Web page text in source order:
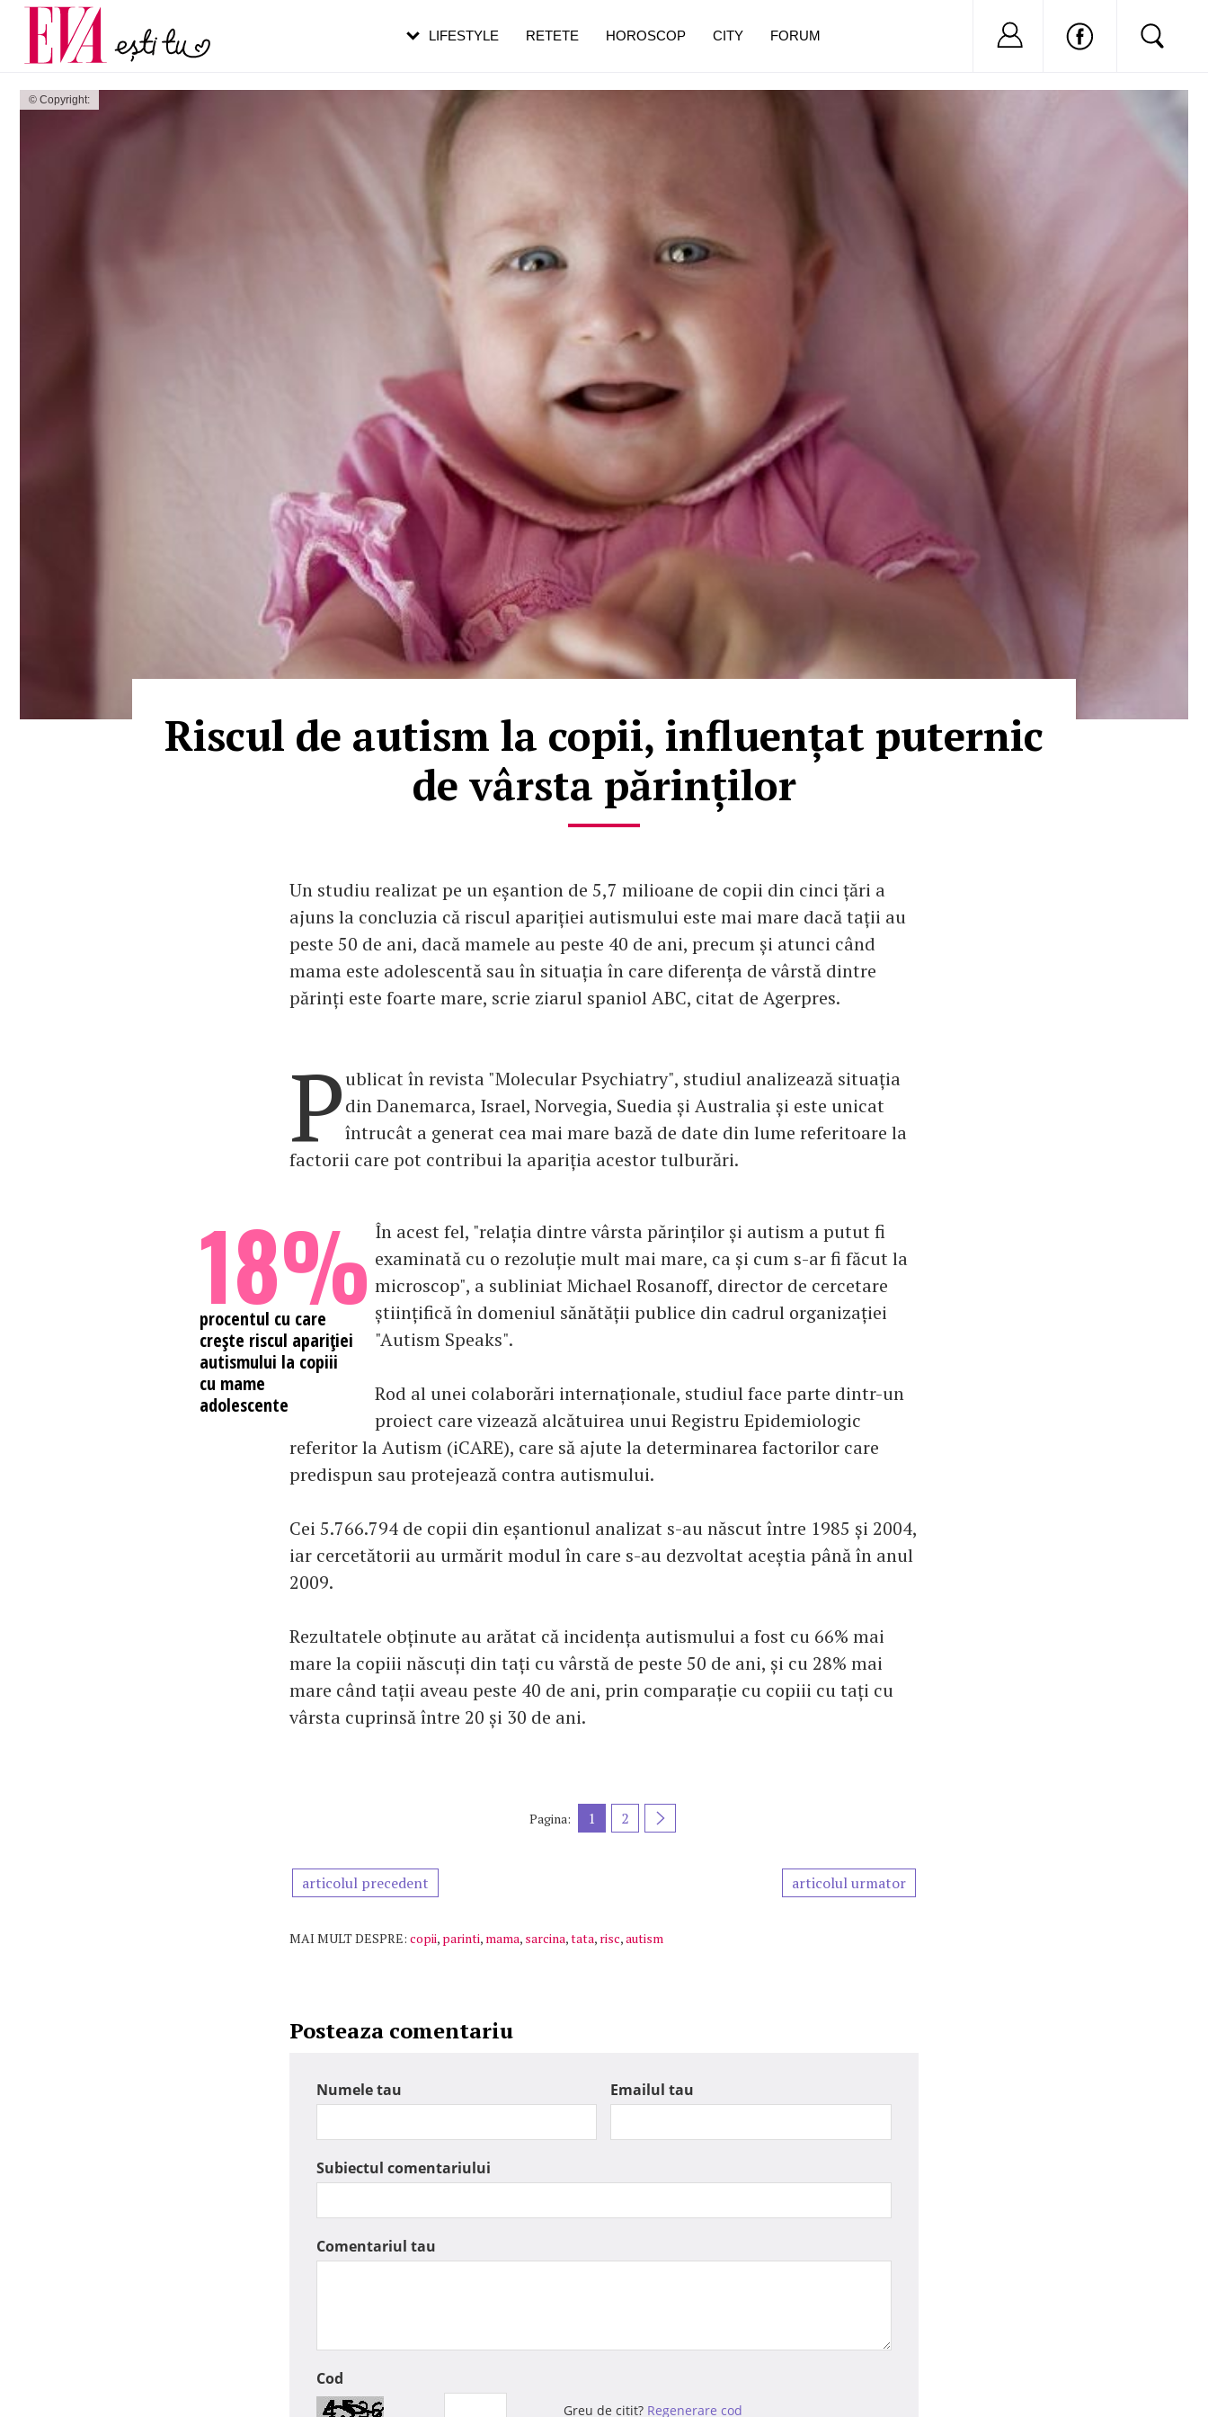
© Copyright:
Riscul de autism la copii, influențat puternic
de vârsta părinților
Un studiu realizat pe un eșantion de 5,7 milioane de copii din cinci țări a
ajuns la concluzia că riscul apariției autismului este mai mare dacă tații au
peste 50 de ani, dacă mamele au peste 40 de ani, precum și atunci când
mama este adolescentă sau în situația în care diferența de vârstă dintre
părinți este foarte mare, scrie ziarul spaniol ABC, citat de Agerpres.
Publicat în revista "Molecular Psychiatry", studiul analizează situația
din Danemarca, Israel, Norvegia, Suedia și Australia și este unicat
întrucât a generat cea mai mare bază de date din lume referitoare la
factorii care pot contribui la apariția acestor tulburări.
18%
procentul cu care
creşte riscul apariţiei
autismului la copiii
cu mame
adolescente
În acest fel, "relația dintre vârsta părinților și autism a putut fi
examinată cu o rezoluție mult mai mare, ca și cum s-ar fi făcut la
microscop", a subliniat Michael Rosanoff, director de cercetare
științifică în domeniul sănătății publice din cadrul organizației
"Autism Speaks".
Rod al unei colaborări internaționale, studiul face parte dintr-un
proiect care vizează alcătuirea unui Registru Epidemiologic
referitor la Autism (iCARE), care să ajute la determinarea factorilor care
predispun sau protejează contra autismului.
Cei 5.766.794 de copii din eșantionul analizat s-au născut între 1985 și 2004,
iar cercetătorii au urmărit modul în care s-au dezvoltat aceștia până în anul
2009.
Rezultatele obținute au arătat că incidența autismului a fost cu 66% mai
mare la copiii născuți din tați cu vârstă de peste 50 de ani, și cu 28% mai
mare când tații aveau peste 40 de ani, prin comparație cu copiii cu tați cu
vârsta cuprinsă între 20 și 30 de ani.
Pagina: 1 2
articolul precedent articolul urmator
MAI MULT DESPRE: copii, parinti, mama, sarcina,tata, risc,autism
Posteaza comentariu
Numele tau Emailul tau
Subiectul comentariului
Comentariul tau
Cod
Greu de citit? Regenerare cod
LIFESTYLE RETETE HOROSCOP CITY FORUM Nu ai cont?
Carieră
Actualitate
pe măsură ce înaintezi în vârstă